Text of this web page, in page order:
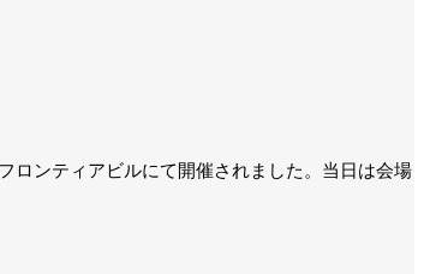
ロンティアビルにて開催されました。当日は会場